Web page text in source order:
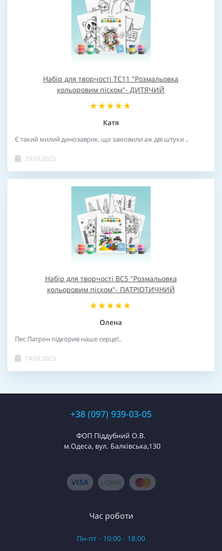
Набір для творчості TC11 "Розмальовка
кольоровим піском"- ДИТЯЧИЙ
Катя
Є такий милий динозаврик, що замовили аж дві штуки ..
29.09.2023
Набір для творчості BC5 "Розмальовка
кольоровим піском"- ПАТРІОТИЧНИЙ
Олена
Пес Патрон підкорив наше серце!..
14.09.2023
+38 (097) 939-03-05
ФОП Піддубний О.В.
м.Одеса, вул. Балківська,130
Час роботи
Пн-пт - 10:00 - 18:00